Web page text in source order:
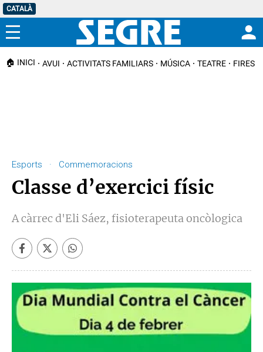
CATALÀ
Menú
🏠 INICI AVUI ACTIVITATS FAMILIARS MÚSICA TEATRE FIRES I
Esports · Commemoracions
Classe d’exercici físic
A càrrec d'Eli Sáez, fisioterapeuta oncòlogica